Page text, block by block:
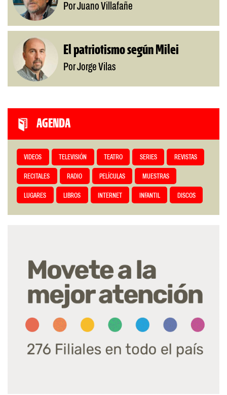
Por Juano Villafañe
El patriotismo según Milei
Por Jorge Vilas
AGENDA
VIDEOS TELEVISIÓN TEATRO SERIES REVISTAS
RECITALES RADIO PELÍCULAS MUESTRAS
LUGARES LIBROS INTERNET INFANTIL DISCOS